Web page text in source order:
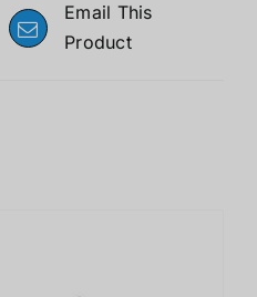
Email This
Product